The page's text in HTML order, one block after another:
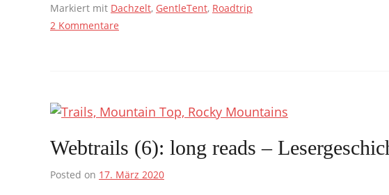
Markiert mit Dachzelt, GentleTent, Roadtrip
2 Kommentare
Webtrails (6): long reads –
Posted on 17. März 2020